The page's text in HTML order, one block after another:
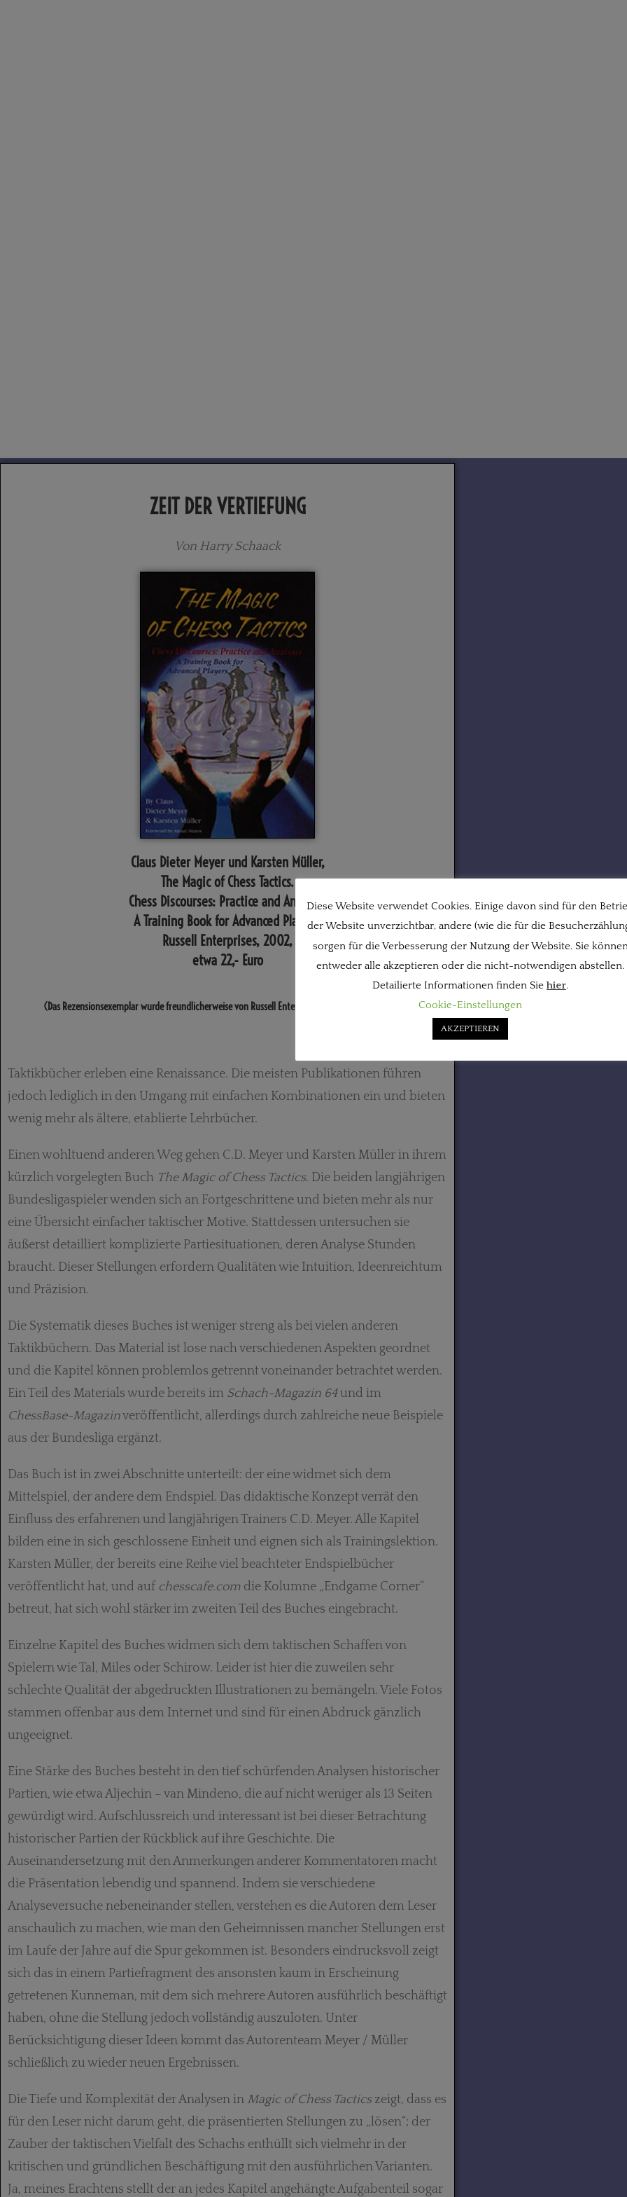
ZEIT DER VERTIEFUNG
Von Harry Schaack
Claus Dieter Meyer und Karsten Müller,
The Magic of Chess Tactics.
Chess Discourses: Practice and Analysis.
A Training Book for Advanced Players,
Russell Enterprises, 2002,
etwa 22,- Euro
(Das Rezensionsexemplar wurde freundlicherweise von Russell Enterprises zur Verfügung gestellt.)
Taktikbücher erleben eine Renaissance. Die meisten Publikationen führen
jedoch lediglich in den Umgang mit einfachen Kombinationen ein und bieten
wenig mehr als ältere, etablierte Lehrbücher.
Einen wohltuend anderen Weg gehen C.D. Meyer und Karsten Müller in ihrem
kürzlich vorgelegten Buch The Magic of Chess Tactics. Die beiden langjährigen
Bundesligaspieler wenden sich an Fortgeschrittene und bieten mehr als nur
eine Übersicht einfacher taktischer Motive. Stattdessen untersuchen sie
äußerst detailliert komplizierte Partiesituationen, deren Analyse Stunden
braucht. Dieser Stellungen erfordern Qualitäten wie Intuition, Ideenreichtum
und Präzision.
Die Systematik dieses Buches ist weniger streng als bei vielen anderen
Taktikbüchern. Das Material ist lose nach verschiedenen Aspekten geordnet
und die Kapitel können problemlos getrennt voneinander betrachtet werden.
Ein Teil des Materials wurde bereits im Schach-Magazin 64und im
ChessBase-Magazinveröffentlicht, allerdings durch zahlreiche neue Beispiele
aus der Bundesliga ergänzt.
Das Buch ist in zwei Abschnitte unterteilt: der eine widmet sich dem
Mittelspiel, der andere dem Endspiel. Das didaktische Konzept verrät den
Einfluss des erfahrenen und langjährigen Trainers C.D. Meyer. Alle Kapitel
bilden eine in sich geschlossene Einheit und eignen sich als Trainingslektion.
Karsten Müller, der bereits eine Reihe viel beachteter Endspielbücher
veröffentlicht hat, und auf chesscafe.com die Kolumne „Endgame Corner“
betreut, hat sich wohl stärker im zweiten Teil des Buches eingebracht.
Einzelne Kapitel des Buches widmen sich dem taktischen Schaffen von
Spielern wie Tal, Miles oder Schirow. Leider ist hier die zuweilen sehr
schlechte Qualität der abgedruckten Illustrationen zu bemängeln. Viele Fotos
stammen offenbar aus dem Internet und sind für einen Abdruck gänzlich
ungeeignet.
Eine Stärke des Buches besteht in den tief schürfenden Analysen historischer
Partien, wie etwa Aljechin – van Mindeno, die auf nicht weniger als 13 Seiten
gewürdigt wird. Aufschlussreich und interessant ist bei dieser Betrachtung
historischer Partien der Rückblick auf ihre Geschichte. Die
Auseinandersetzung mit den Anmerkungen anderer Kommentatoren macht
die Präsentation lebendig und spannend. Indem sie verschiedene
Analyseversuche nebeneinander stellen, verstehen es die Autoren dem Leser
anschaulich zu machen, wie man den Geheimnissen mancher Stellungen erst
im Laufe der Jahre auf die Spur gekommen ist. Besonders eindrucksvoll zeigt
sich das in einem Partiefragment des ansonsten kaum in Erscheinung
getretenen Kunneman, mit dem sich mehrere Autoren ausführlich beschäftigt
haben, ohne die Stellung jedoch vollständig auszuloten. Unter
Berücksichtigung dieser Ideen kommt das Autorenteam Meyer / Müller
schließlich zu wieder neuen Ergebnissen.
Die Tiefe und Komplexität der Analysen in Magic of Chess Tacticszeigt, dass es
für den Leser nicht darum geht, die präsentierten Stellungen zu „lösen“; der
Zauber der taktischen Vielfalt des Schachs enthüllt sich vielmehr in der
kritischen und gründlichen Beschäftigung mit den ausführlichen Varianten.
Ja, meines Erachtens stellt der an jedes Kapitel angehängte Aufgabenteil sogar
Diese Website verwendet Cookies. Einige davon sind für den
der Website unverzichtbar, andere (wie die für die
sorgen für die Verbesserung der Nutzung der Website. Sie
entweder alle akzeptieren oder die nicht-notwendigen abstellen.
Detailierte Informationen finden Siehier.
Cookie-Einstellungen
AKZEPTIEREN